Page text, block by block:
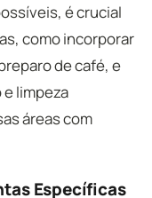
é crucial
como incorporar
de café, e
limpeza
áreas com
Específicas